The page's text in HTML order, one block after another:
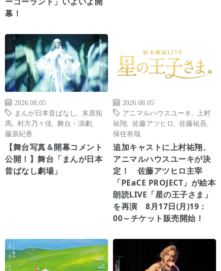
幕！
2026.08.05
まんが日本昔ばなし
末原拓
馬
村方乃々佳 舞台・演劇
藤原紀香
【舞台写真＆開幕コメント
公開！】舞台「まんが日本
昔ばなし劇場」
2026.08.05
アニマルハウスユーキ
上村
祐翔
佐藤アツヒロ 佐藤祐吾
保住有哉
追加キャストに上村祐翔、
アニマルハウスユーキが決
定！ 佐藤アツヒロ主宰
「PEaCE PROJECT」が絵本
朗読LIVE「星の王子さま」
を再演 8月17日(月)19：
00～チケット販売開始！